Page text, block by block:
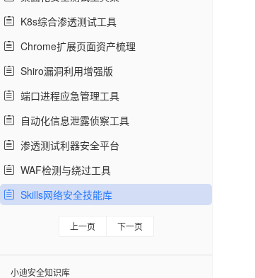
K8s综合渗透测试工具
Chrome扩展页面资产梳理
Shiro漏洞利用增强版
端口进程应急管理工具
自动化信息泄露侦察工具
渗透测试利器安全平台
WAF检测与绕过工具
Skills网络安全技能库
上一页 下一页
小迪安全知识库